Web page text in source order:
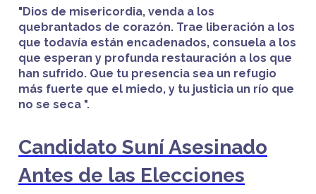
"Dios de misericordia, venda a los
quebrantados de corazón. Trae liberación a los
que todavía están encadenados, consuela a los
que esperan y profunda restauración a los que
han sufrido. Que tu presencia sea un refugio
más fuerte que el miedo, y tu justicia un río que
no se seca ".
Candidato Suní Asesinado
Antes de las Elecciones